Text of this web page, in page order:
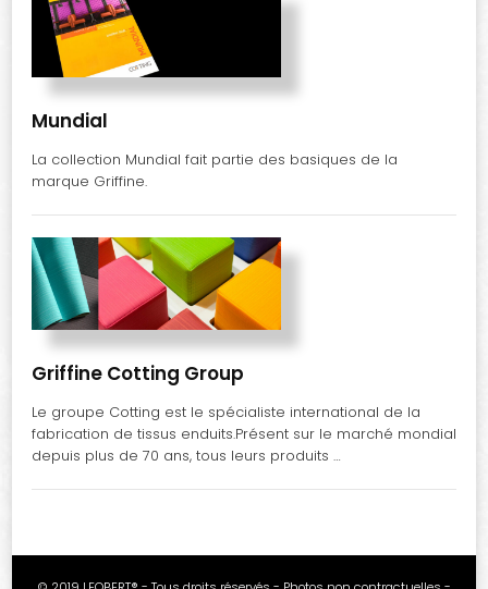
Mundial
La collection Mundial fait partie des basiques de la
marque Griffine.
Griffine Cotting Group
Le groupe Cotting est le spécialiste international de la
fabrication de tissus enduits.Présent sur le marché mondial
depuis plus de 70 ans, tous leurs produits …